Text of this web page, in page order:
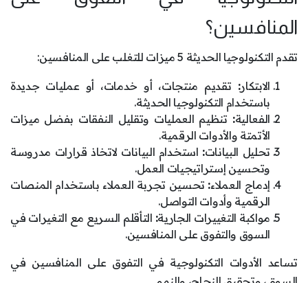
المنافسين؟
تقدم التكنولوجيا الحديثة 5 ميزات للتغلب على المنافسين:
الابتكار: تقديم منتجات، أو خدمات، أو عمليات جديدة
باستخدام التكنولوجيا الحديثة.
الفعالية: تنظيم العمليات وتقليل النفقات بفضل ميزات
الأتمتة والأدوات الرقمية.
تحليل البيانات: استخدام البيانات لاتخاذ قرارات مدروسة
وتحسين إستراتيجيات العمل.
إدماج العملاء: تحسين تجربة العملاء باستخدام المنصات
الرقمية وأدوات التواصل.
مواكبة التغييرات الجارية: التأقلم السريع مع التغيرات في
السوق والتفوق على المنافسين.
تساعد الأدوات التكنولوجية في التفوق على المنافسين في